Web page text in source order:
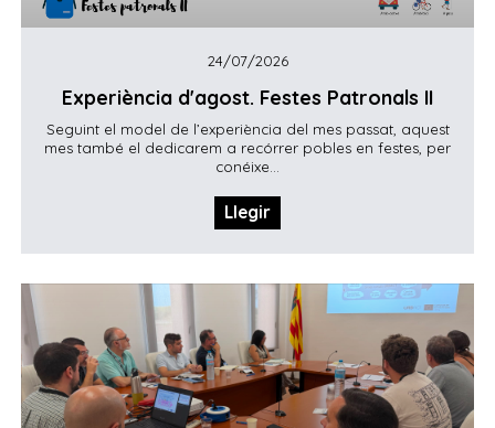
24/07/2026
Experiència d'agost. Festes Patronals II
Seguint el model de l’experiència del mes passat, aquest
mes també el dedicarem a recórrer pobles en festes, per
conéixe...
Llegir